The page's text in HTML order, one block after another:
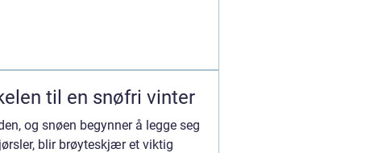
til en snøfri vinter
og snøen begynner å legge seg
blir brøyteskjær et viktig